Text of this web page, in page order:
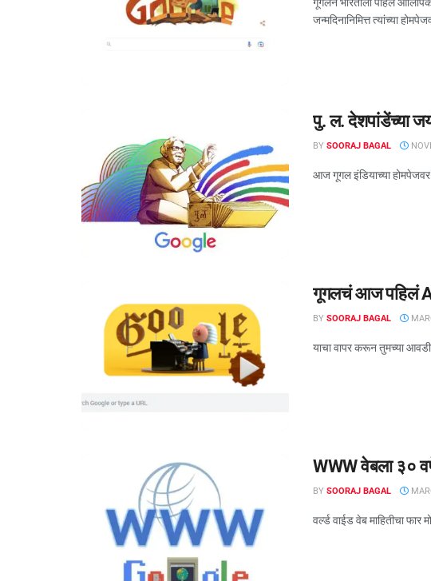
जन्मदिनानिमित्त त्यांच्या
पु. ल. देशपांडेंच्या
BY SOORAJ BAGAL
आज गूगल इंडियाच्या
गूगलचं आज पहिलं
BY SOORAJ BAGAL
याचा वापर करून तुमच्या
WWW वेबला ३०
BY SOORAJ BAGAL
वर्ल्ड वाईड वेब माहितीचा